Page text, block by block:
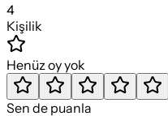
4
Kişilik
Henüz oy yok
Sen de puanla